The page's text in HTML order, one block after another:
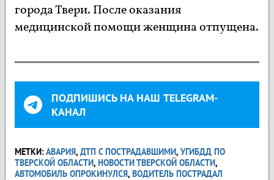
города Твери. После оказания
медицинской помощи женщина отпущена.
ПОДПИШИСЬ НА НАШ TELEGRAM-
КАНАЛ
МЕТКИ:АВАРИЯ, ДТП С ПОСТРАДАВШИМИ, УГИБДД ПО
ТВЕРСКОЙ ОБЛАСТИ, НОВОСТИ ТВЕРСКОЙ ОБЛАСТИ,
АВТОМОБИЛЬ ОПРОКИНУЛСЯ, ВОДИТЕЛЬ ПОСТРАДАЛ